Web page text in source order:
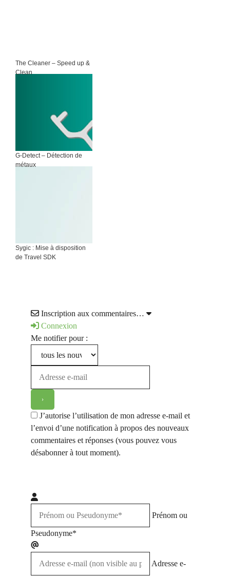
The Cleaner – Speed up &
Clean
G-Detect – Détection de
métaux
Sygic : Mise à disposition
de Travel SDK
Inscription aux commentaires…
Connexion
Me notifier pour :
J’autorise l’utilisation de mon adresse e-mail et
l’envoi d’une notification à propos des nouveaux
commentaires et réponses (vous pouvez vous
désabonner à tout moment).
Prénom ou
Pseudonyme*
Adresse e-